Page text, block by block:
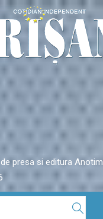
presa si editura